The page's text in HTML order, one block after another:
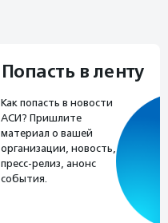
Попасть в ленту
Как попасть в новости
АСИ? Пришлите
материал о вашей
организации, новость,
пресс-релиз, анонс
события.